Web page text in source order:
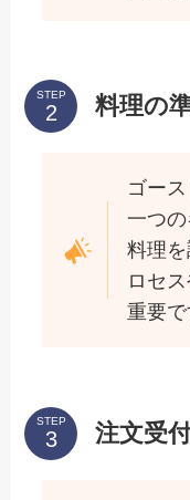
STEP 料理の
ゴー
一つ
料理
ロセ
重要で
STEP 注文受